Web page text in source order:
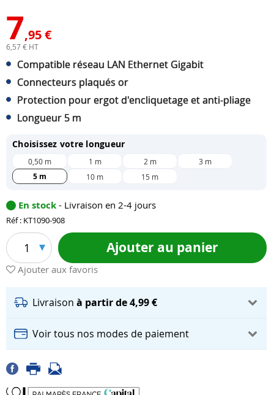
7,95 €
6,57 € HT
Compatible réseau LAN Ethernet Gigabit
Connecteurs plaqués or
Protection pour ergot d'encliquetage et anti-pliage
Longueur 5 m
Choisissez votre longueur
0,50 m 1 m 2 m 3 m
5 m 10 m 15 m
En stock - Livraison en 2-4 jours
Réf : KT1090-908
1 Ajouter au panier
Ajouter aux favoris
Livraison à partir de 4,99 €
Voir tous nos modes de paiement